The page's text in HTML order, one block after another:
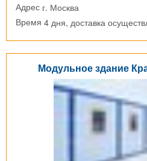
Адрес г. Москва
Время 4 дня, доставка
Модульное здание